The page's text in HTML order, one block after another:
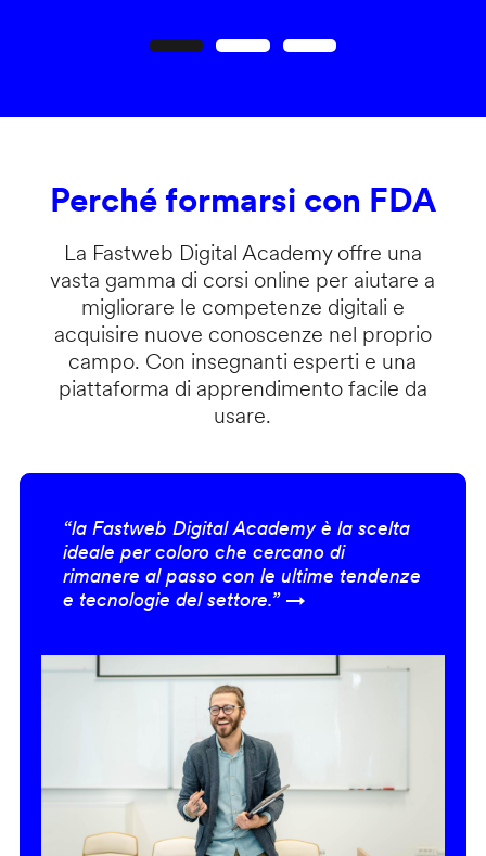
Perché formarsi con FDA
La Fastweb Digital Academy offre una
vasta gamma di corsi online per aiutare a
migliorare le competenze digitali e
acquisire nuove conoscenze nel proprio
campo. Con insegnanti esperti e una
piattaforma di apprendimento facile da
usare.
“la Fastweb Digital Academy è la scelta
ideale per coloro che cercano di
rimanere al passo con le ultime tendenze
e tecnologie del settore.” →